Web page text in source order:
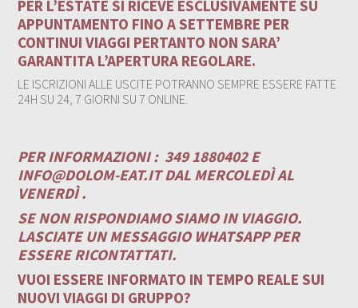
PER L’ESTATE SI RICEVE ESCLUSIVAMENTE SU
APPUNTAMENTO FINO A SETTEMBRE PER
CONTINUI VIAGGI PERTANTO NON SARA’
GARANTITA L’APERTURA REGOLARE.
LE ISCRIZIONI ALLE USCITE POTRANNO SEMPRE ESSERE FATTE
24H SU 24, 7 GIORNI SU 7 ONLINE.
PER INFORMAZIONI : 349 1880402 E
INFO@DOLOM-EAT.ITDAL MERCOLEDÌ AL
VENERDÌ .
SE NON RISPONDIAMO SIAMO IN VIAGGIO.
LASCIATE UN MESSAGGIO WHATSAPP PER
ESSERE RICONTATTATI.
VUOI ESSERE INFORMATO IN TEMPO REALE SUI
NUOVI VIAGGI DI GRUPPO?